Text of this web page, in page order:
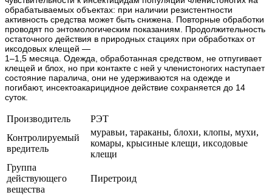
обрабатываемых объектах: при наличии резистентности
активность средства может быть снижена. Повторные обработки
проводят по энтомологическим показаниям. Продолжительность
остаточного действия в природных стациях при обработках от
иксодовых клещей —
1–1,5 месяца. Одежда, обработанная средством, не отпугивает
клещей и блох, но при контакте с ней у членистоногих наступает
состояние паралича, они не удерживаются на одежде и
погибают, инсектоакарицидное действие сохраняется до 14
суток.
Производитель
РЭТ
Контролируемый
вредитель
муравьи, тараканы, блохи, клопы, мухи,
комары, крысиные клещи, иксодовые
клещи
Группа
действующего
вещества
Пиретроид